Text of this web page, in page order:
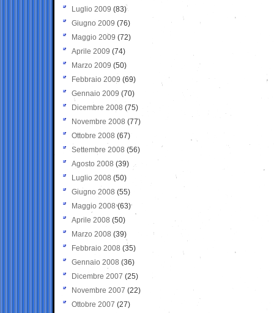
Luglio 2009 (83)
Giugno 2009 (76)
Maggio 2009 (72)
Aprile 2009 (74)
Marzo 2009 (50)
Febbraio 2009 (69)
Gennaio 2009 (70)
Dicembre 2008 (75)
Novembre 2008 (77)
Ottobre 2008 (67)
Settembre 2008 (56)
Agosto 2008 (39)
Luglio 2008 (50)
Giugno 2008 (55)
Maggio 2008(63)
Aprile 2008 (50)
Marzo 2008 (39)
Febbraio 2008 (35)
Gennaio 2008 (36)
Dicembre 2007 (25)
Novembre 2007 (22)
Ottobre 2007 (27)